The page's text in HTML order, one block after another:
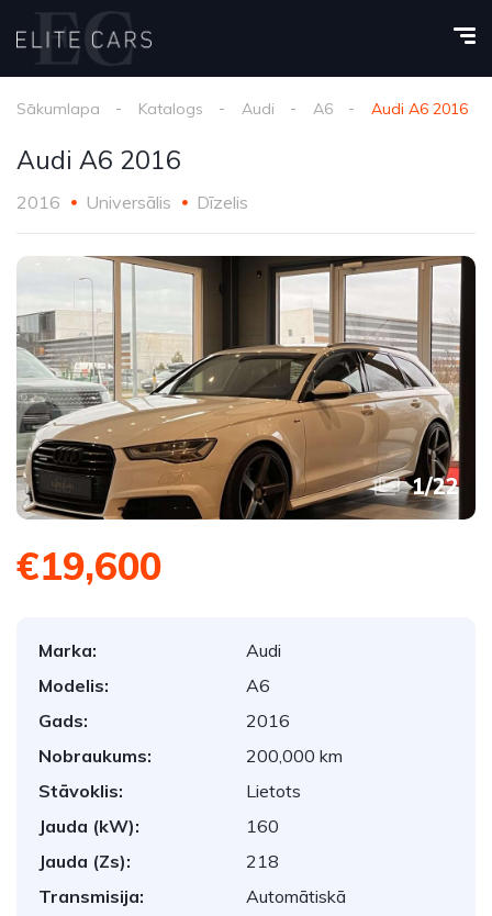
Sākumlapa Katalogs Audi A6 Audi A6 2016
Audi A6 2016
2016 Universālis Dīzelis
1/22
€19,600
Marka:
Audi
Modelis:
A6
Gads:
2016
Nobraukums:
200,000 km
Stāvoklis:
Lietots
Jauda (kW):
160
Jauda (Zs):
218
Transmisija:
Automātiskā